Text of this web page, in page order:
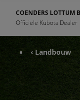
COENDERS LOTTUM
Officiële Kubota Dealer
‹ Landbouw